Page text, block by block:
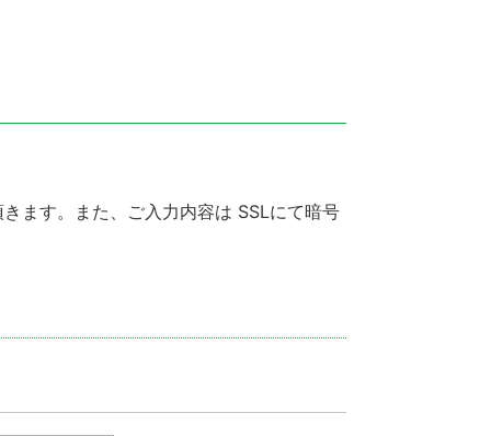
ます。また、ご入力内容は SSLにて暗号